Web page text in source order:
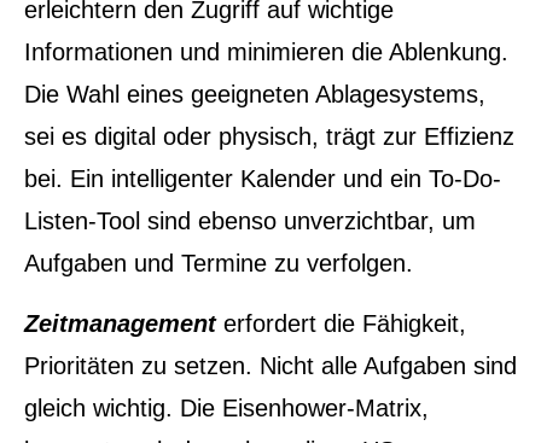
erleichtern den Zugriff auf wichtige
Informationen und minimieren die Ablenkung.
Die Wahl eines geeigneten Ablagesystems,
sei es digital oder physisch, trägt zur Effizienz
bei. Ein intelligenter Kalender und ein To-Do-
Listen-Tool sind ebenso unverzichtbar, um
Aufgaben und Termine zu verfolgen.
Zeitmanagement erfordert die Fähigkeit,
Prioritäten zu setzen. Nicht alle Aufgaben sind
gleich wichtig. Die Eisenhower-Matrix,